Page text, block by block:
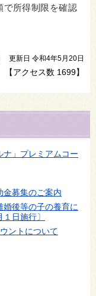
で所得制限を確認
更新日 令和4年5月20日
【アクセス数 1699】
ナ」プレミアムコー
金募集のご案内
婚後等の子の養育に
日施行〕
ントについて